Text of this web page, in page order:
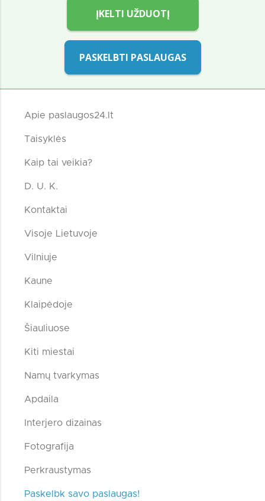
ĮKELTI UŽDUOTĮ
PASKELBTI PASLAUGAS
Apie paslaugos24.lt
Taisyklės
Kaip tai veikia?
D. U. K.
Kontaktai
Visoje Lietuvoje
Vilniuje
Kaune
Klaipėdoje
Šiauliuose
Kiti miestai
Namų tvarkymas
Apdaila
Interjero dizainas
Fotografija
Perkraustymas
Paskelbk savo paslaugas!